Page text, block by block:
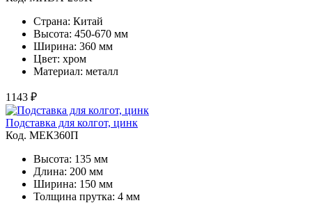
Страна: Китай
Высота: 450-670 мм
Ширина: 360 мм
Цвет: хром
Материал: металл
1143 ₽
Подставка для колгот, цинк
Код. MЕК360П
Высота: 135 мм
Длина: 200 мм
Ширина: 150 мм
Толщина прутка: 4 мм